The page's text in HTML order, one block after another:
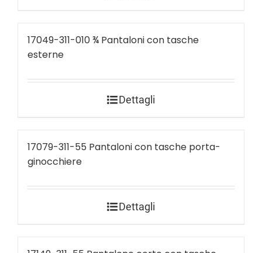
17049-311-010 ¾ Pantaloni con tasche
esterne
Dettagli
17079-311-55 Pantaloni con tasche porta-
ginocchiere
Dettagli